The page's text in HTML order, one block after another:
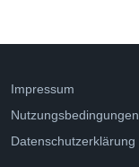
Impressum
Nutzungsbedingungen
Datenschutzerklärung